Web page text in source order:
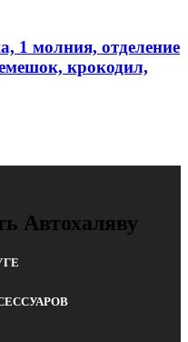
1 молния, отделение
крокодил,
Автохаляву